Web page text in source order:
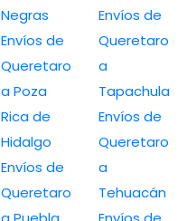
Negras
Envíos de
Queretaro
a Poza
Rica de
Hidalgo
Envíos de
Queretaro
Envíos de
Queretaro
a
Tapachula
Envíos de
Queretaro
a
Tehuacán